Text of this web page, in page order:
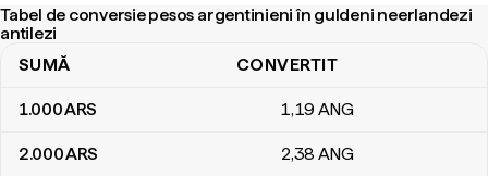
Tabel de conversie pesos argentinieni în guldeni neerlandezi
antilezi
Tabel de conversie pesos argentinieni în guldeni neerlandezi
SUMĂ CONVERTIT
1.000ARS 1,19 ANG
2.000ARS 2,38 ANG